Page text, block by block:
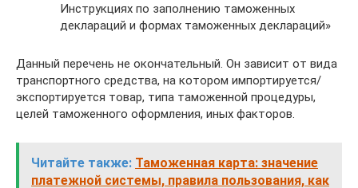
Инструкциях по заполнению таможенных
деклараций и формах таможенных деклараций»
Данный перечень не окончательный. Он зависит от вида
транспортного средства, на котором импортируется/
экспортируется товар, типа таможенной процедуры,
целей таможенного оформления, иных факторов.
Читайте также: Таможенная карта: значение
платежной системы, правила пользования, как